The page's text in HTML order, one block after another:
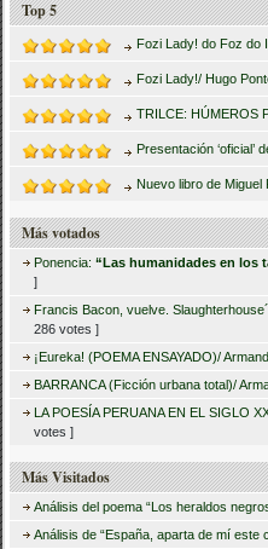
Top 5
Fozi Lady! do Foz do
Fozi Lady!/ Hugo
TRILCE: HÚMEROS
Presentación ‘oficial’
Nuevo libro de Miguel
Más votados
Ponencia:“Las humanidades en los
]
Francis Bacon, vuelve.
286 votes ]
¡Eureka! (POEMA ENSAYADO)/
BARRANCA (Ficción urbana total)/
LA POESÍA PERUANA EN EL SIGLO
votes ]
Más Visitados
Análisis del poema “Los heraldos
Análisis de “España, aparta de mí este